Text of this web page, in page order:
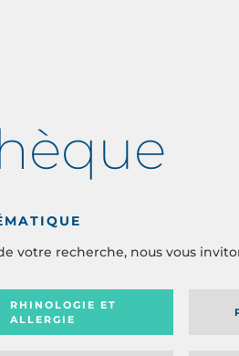
votre recherche, nous vous
RHINOLOGIE ET
ALLERGIE